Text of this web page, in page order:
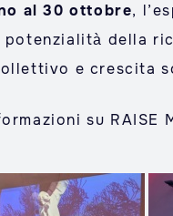
al 30 ottobre,
della
e crescita
su RAISE